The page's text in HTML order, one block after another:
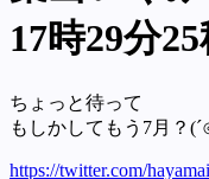
17時29分
ちょっと待って
もしかしてもう7月？
https://twitter.com/